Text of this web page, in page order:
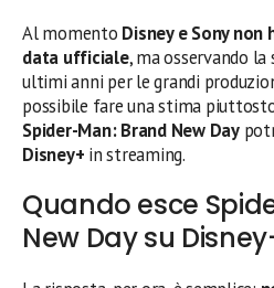
Al momento Disney e Sony
data ufficiale, ma osservando
ultimi anni per le grandi
possibile fare una stima
Spider-Man: Brand New Day
Disney+ in streaming.
Quando esce
New Day su